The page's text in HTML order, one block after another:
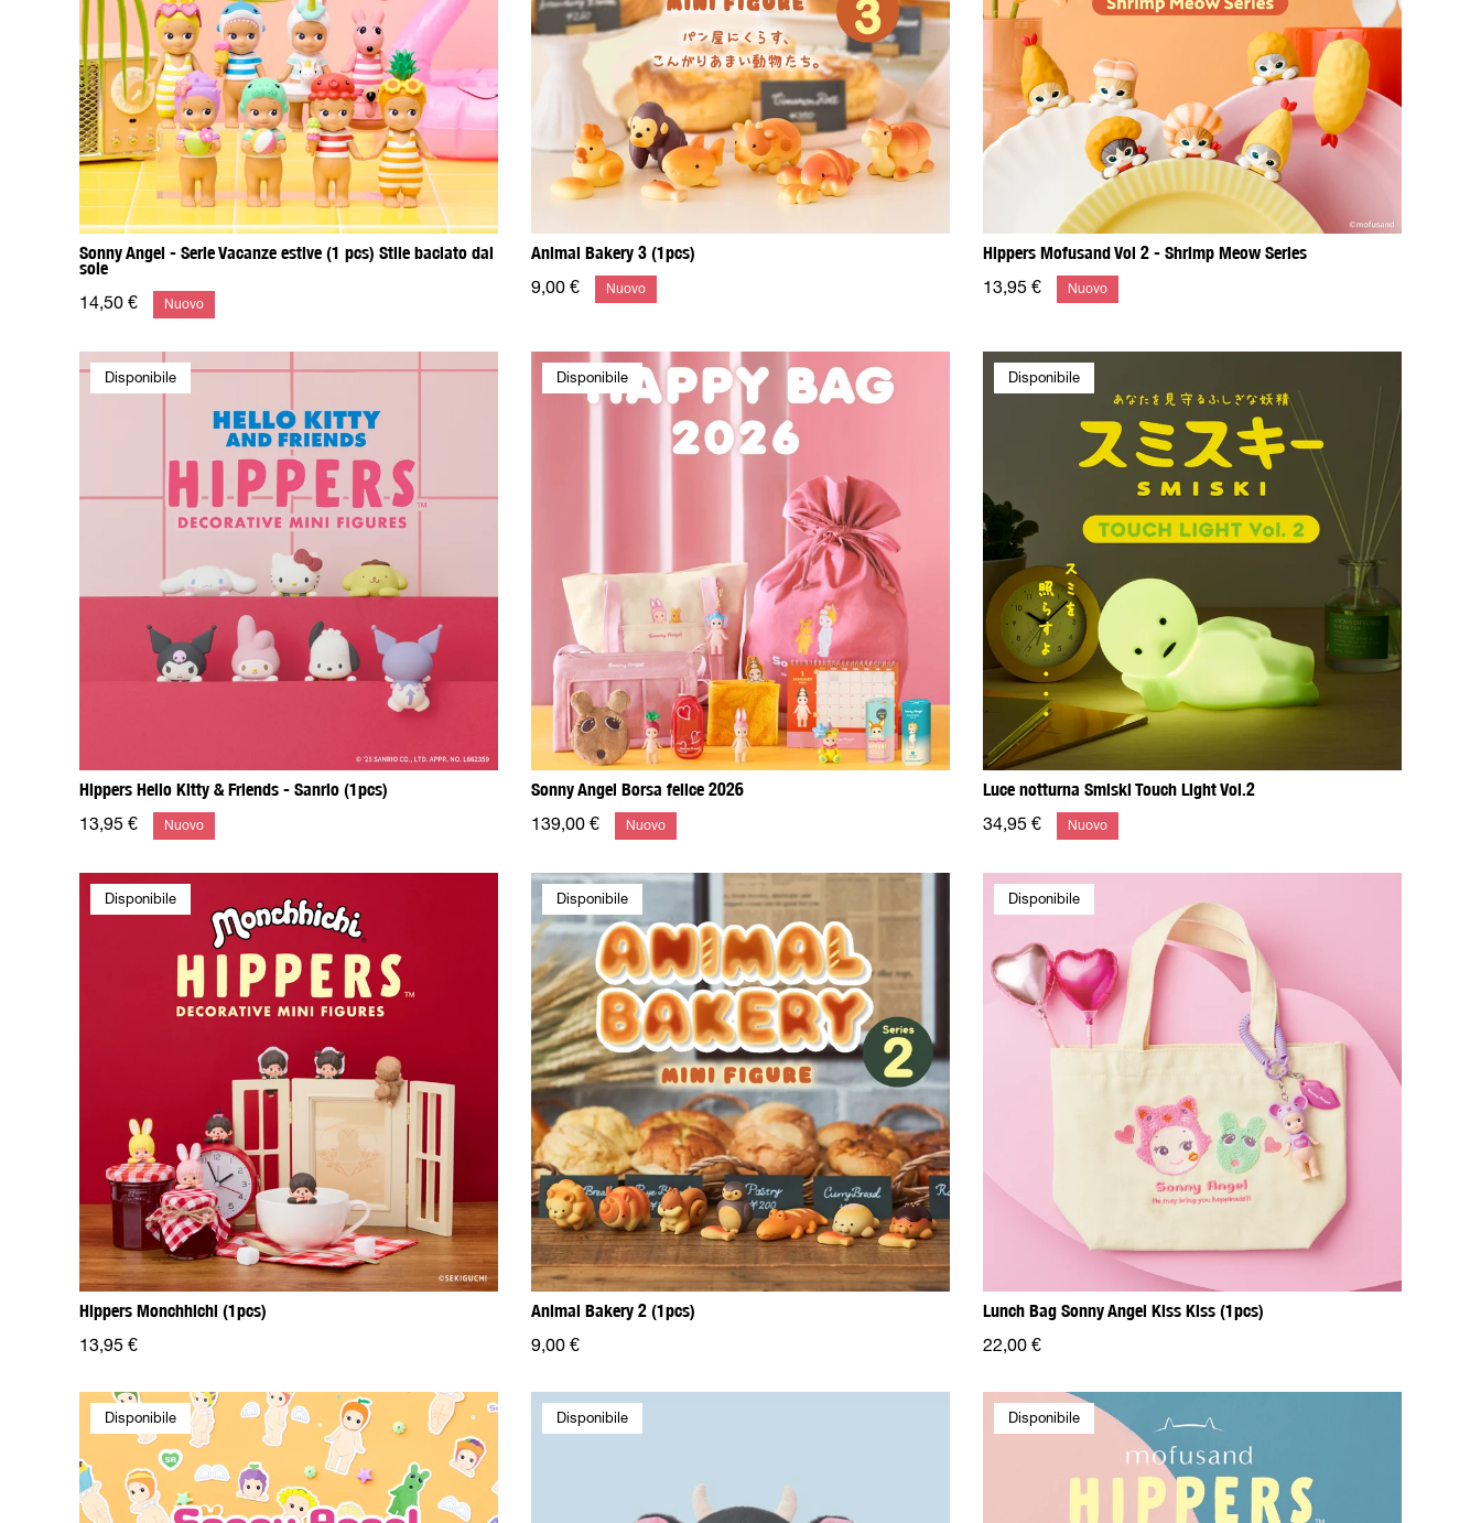
Sonny Angel - Serie Vacanze estive (1 pcs) Stile baciato dal
sole
14,50 € Nuovo
Animal Bakery 3 (1pcs)
9,00 € Nuovo
Hippers Mofusand Vol 2 - Shrimp Meow Series
13,95 € Nuovo
Disponibile
Hippers Hello Kitty & Friends - Sanrio (1pcs)
13,95 € Nuovo
Disponibile
Sonny Angel Borsa felice 2026
139,00 € Nuovo
Disponibile
Luce notturna Smiski Touch Light Vol.2
34,95 € Nuovo
Disponibile
Hippers Monchhichi (1pcs)
13,95 €
Disponibile
Animal Bakery 2 (1pcs)
9,00 €
Disponibile
Lunch Bag Sonny Angel Kiss Kiss (1pcs)
22,00 €
Disponibile Disponibile Disponibile